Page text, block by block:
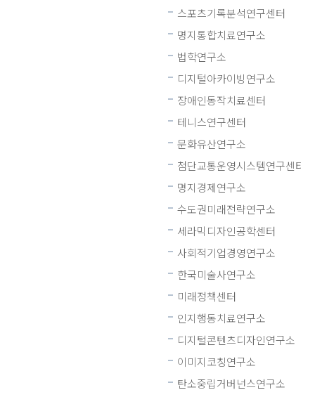
스포츠기록분석연구센터
명지통합치료연구소
법학연구소
디지털아카이빙연구소
장애인동작치료센터
테니스연구센터
문화유산연구소
첨단교통운영시스템연구센터
명지경제연구소
수도권미래전략연구소
세라믹디자인공학센터
사회적기업경영연구소
한국미술사연구소
미래정책센터
인지행동치료연구소
디지털콘텐츠디자인연구소
이미지코칭연구소
탄소중립거버넌스연구소